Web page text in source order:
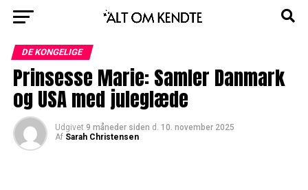
DE KONGELIGE
Prinsesse Marie: Samler Danmark
og USA med juleglæde
Udgivet 9 måneder siden d. 10. november 2025
Af Sarah Christensen